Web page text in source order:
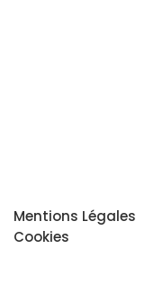
Mentions Légales
Cookies